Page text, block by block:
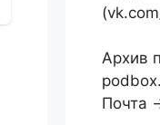
Архив
Почта